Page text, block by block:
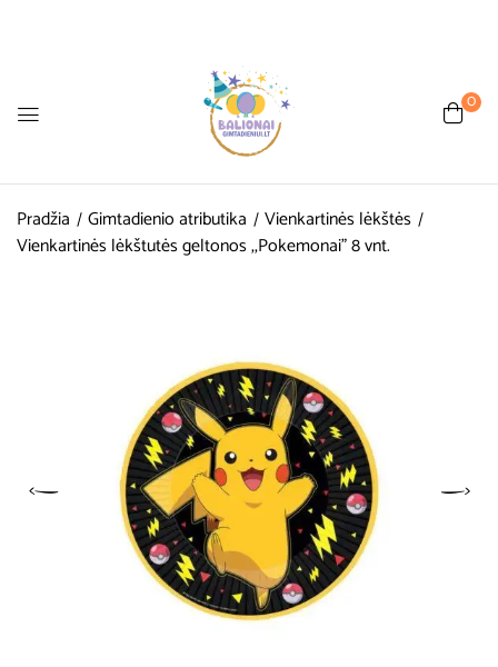
0
Pradžia Gimtadienio atributika
Vienkartinės lėkštės
Vienkartinės lėkštutės geltonos ,,Pokemonai” 8 vnt.